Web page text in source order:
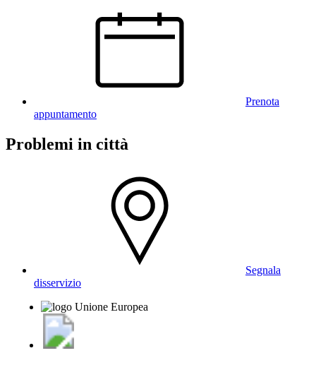
Prenota
appuntamento
Problemi in città
Segnala
disservizio